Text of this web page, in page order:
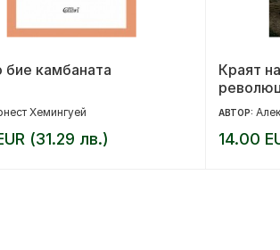
бие камбаната
Хемингуей
(31.29 лв.)
Краят
АВТОР:
14.00